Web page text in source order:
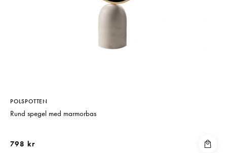
POLSPOTTEN
Rund spegel med marmorbas
798 kr